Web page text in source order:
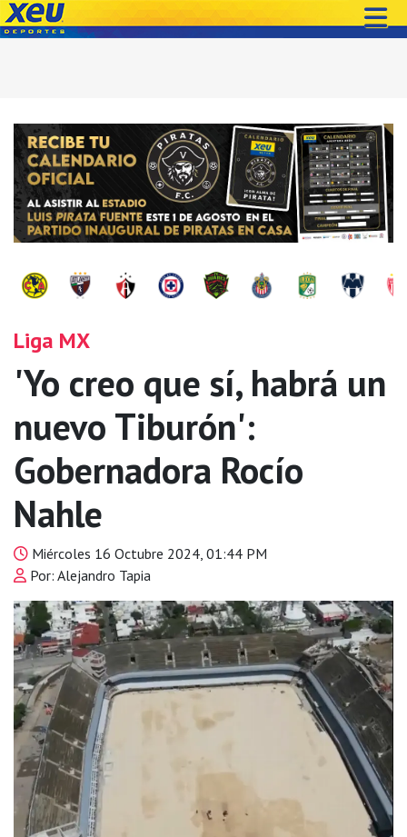
Liga MX
'Yo creo que sí, habrá un
nuevo Tiburón':
Gobernadora Rocío
Nahle
Miércoles 16 Octubre 2024, 01:44 PM
Por: Alejandro Tapia